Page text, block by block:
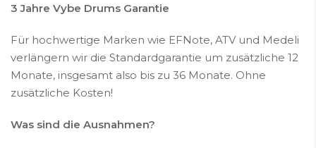
3 Jahre Vybe Drums Garantie
Für hochwertige Marken wie EFNote, ATV und Medeli
verlängern wir die Standardgarantie um zusätzliche 12
Monate, insgesamt also bis zu 36 Monate. Ohne
zusätzliche Kosten!
Was sind die Ausnahmen?